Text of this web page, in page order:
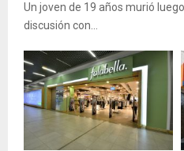
Un joven de 19 años murió
discusión con...